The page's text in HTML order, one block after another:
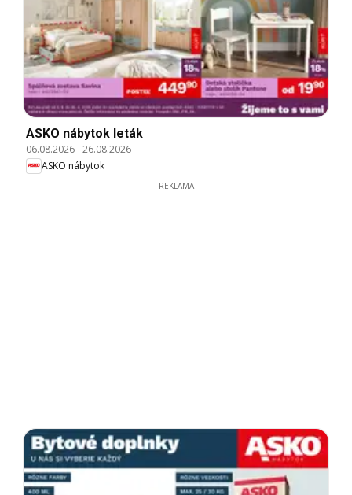
ASKO nábytok leták
06.08.2026-26.08.2026
ASKO nábytok
REKLAMA